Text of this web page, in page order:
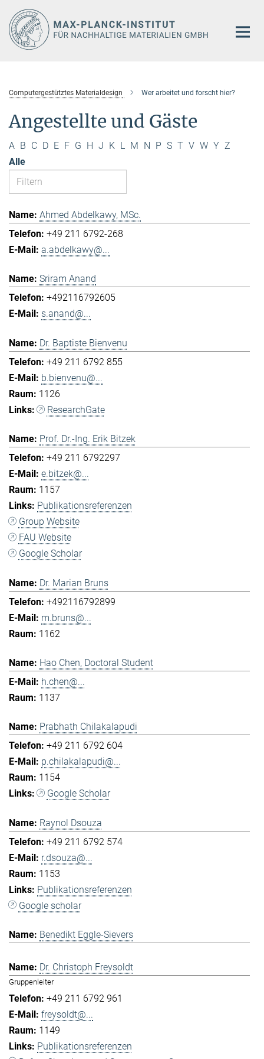
Hauptinhalt
Computergestütztes Materialdesign Wer arbeitet und forscht hier?
Angestellte und Gäste
A B C D E F G H J K L M N P S T V W Y Z
Alle
Ahmed Abdelkawy, MSc.
+49 211 6792-268
a.abdelkawy@...
Sriram Anand
+492116792605
s.anand@...
Dr. Baptiste Bienvenu
+49 211 6792 855
b.bienvenu@...
1126
ResearchGate
Prof. Dr.-Ing. Erik Bitzek
+49 211 6792297
e.bitzek@...
1157
Publikationsreferenzen
Group Website
FAU Website
Google Scholar
Dr. Marian Bruns
+492116792899
m.bruns@...
1162
Hao Chen, Doctoral Student
h.chen@...
1137
Prabhath Chilakalapudi
+49 211 6792 604
p.chilakalapudi@...
1154
Google Scholar
Raynol Dsouza
+49 211 6792 574
r.dsouza@...
1153
Publikationsreferenzen
Google scholar
Benedikt Eggle-Sievers
Dr. Christoph Freysoldt
Gruppenleiter
+49 211 6792 961
freysoldt@...
1149
Publikationsreferenzen